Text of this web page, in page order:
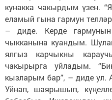
кунакка чакырдым үзен.
еламый гына гармун
– диде. Керде
чыкканына куандым.
ялгыз карчыкны
чакырырга уйладым.
кызларым бар”, – диде
Уйнап, шаярышып,